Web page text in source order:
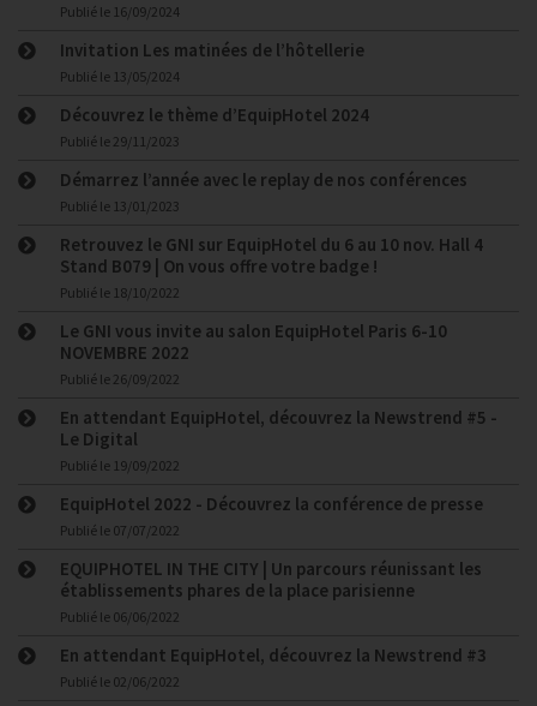
Publié le 16/09/2024
Invitation Les matinées de l’hôtellerie
Publié le 13/05/2024
Découvrez le thème d’EquipHotel 2024
Publié le 29/11/2023
Démarrez l’année avec le replay de nos conférences
Publié le 13/01/2023
Retrouvez le GNI sur EquipHotel du 6 au 10 nov. Hall 4
Stand B079 | On vous offre votre badge !
Publié le 18/10/2022
Le GNI vous invite au salon EquipHotel Paris 6-10
NOVEMBRE 2022
Publié le 26/09/2022
En attendant EquipHotel, découvrez la Newstrend #5 -
Le Digital
Publié le 19/09/2022
EquipHotel 2022 - Découvrez la conférence de presse
Publié le 07/07/2022
EQUIPHOTEL IN THE CITY | Un parcours réunissant les
établissements phares de la place parisienne
Publié le 06/06/2022
En attendant EquipHotel, découvrez la Newstrend #3
Publié le 02/06/2022